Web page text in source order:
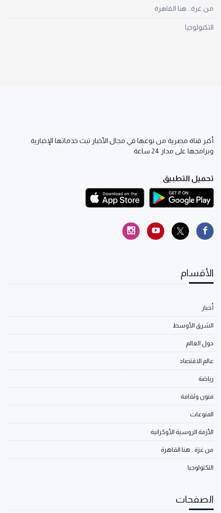
من غزة.. هنا القاهرة
التكنولوجيا
أكبر قناة مصرية من نوعها في مجال الأخبار تبث خدماتها الإخبارية
وبرامجها على مدار 24 ساعة
تحميل التطبيق
الأقسام
أخبار
الشرق الأوسط
حول العالم
عالم الاقتصاد
رياضة
فنون وثقافة
المنوعات
الأزمة الروسية الأوكرانية
من غزة.. هنا القاهرة
التكنولوجيا
الصفحات